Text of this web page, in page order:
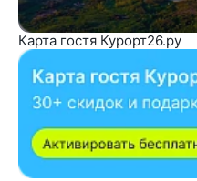
Карта гостя Курорт26.ру